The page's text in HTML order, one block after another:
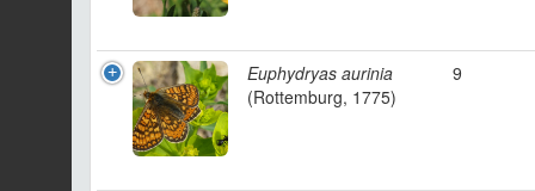
Euphydryas aurinia
(Rottemburg, 1775)
9